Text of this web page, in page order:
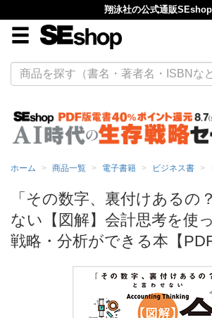
翔泳社の公式通販SEshop
ホーム 商品一覧 電子書籍 ビジネス書
「その数字、裏付けあるの
ない【図解】会計思考を使
戦略・分析ができる本【PDF